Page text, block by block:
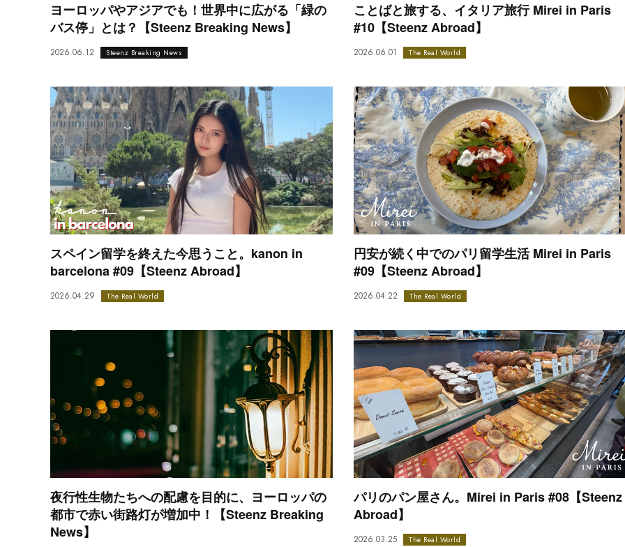
ヨーロッパやアジアでも！世界中に広がる「緑の
バス停」とは？【Steenz Breaking News】
2026.06.12 Steenz Breaking News
ことばと旅する、イタリア旅行 Mirei in Paris
#10【Steenz Abroad】
2026.06.01 The Real World
スペイン留学を終えた今思うこと。kanon in
barcelona #09【Steenz Abroad】
2026.04.29 The Real World
円安が続く中でのパリ留学生活 Mirei in Paris
#09【Steenz Abroad】
2026.04.22 The Real World
夜行性生物たちへの配慮を目的に、ヨーロッパの
都市で赤い街路灯が増加中！【Steenz Breaking
News】
パリのパン屋さん。Mirei in Paris #08【Steenz
Abroad】
2026.03.25 The Real World